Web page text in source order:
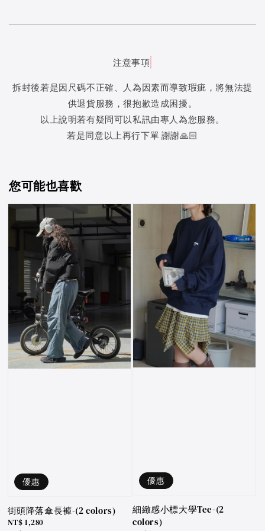
注意事項
拆封後若是因尺碼不正確、人為因素而導致瑕疵，將無法提
供退貨服務，很抱歉造成困擾。
以上說明若有疑問可以私訊由專人為您服務。
若是同意以上再行下單 謝謝🙏🏻
您可能也喜歡
優惠
街頭降落傘長褲-(2 colors)
Sale
NT$ 1,280
優惠
細緻感小標大學Tee-(2
colors)